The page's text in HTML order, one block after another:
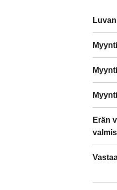
Erän